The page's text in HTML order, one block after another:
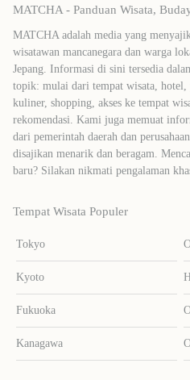
MATCHA - Panduan Wisata,
MATCHA adalah media yang
wisatawan mancanegara dan warga
Jepang. Informasi di sini tersedia
topik: mulai dari tempat wisata, hotel,
kuliner, shopping, akses ke tempat
rekomendasi. Kami juga memuat
dari pemerintah daerah dan
disajikan menarik dan beragam.
baru? Silakan nikmati pengalaman
Tempat Wisata Populer
Tokyo
Kyoto
Fukuoka
Kanagawa